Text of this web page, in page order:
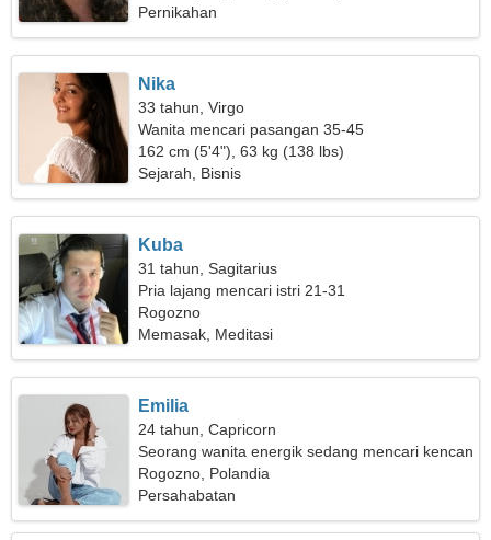
Pernikahan
Nika
33 tahun, Virgo
Wanita mencari pasangan 35-45
162 cm (5'4"), 63 kg (138 lbs)
Sejarah, Bisnis
Kuba
31 tahun, Sagitarius
Pria lajang mencari istri 21-31
Rogozno
Memasak, Meditasi
Emilia
24 tahun, Capricorn
Seorang wanita energik sedang mencari kencan
Rogozno, Polandia
Persahabatan